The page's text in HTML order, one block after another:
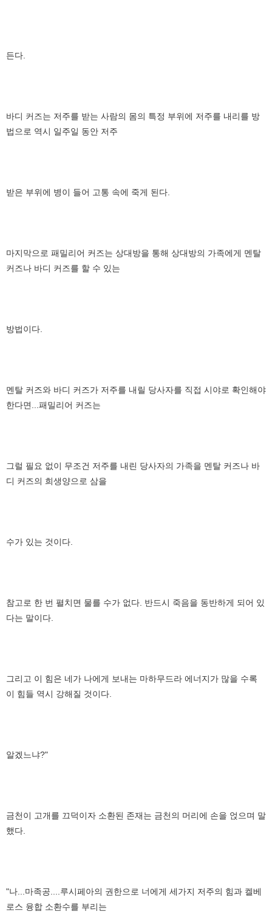
든다.
바디 커즈는 저주를 받는 사람의 몸의 특정 부위에 저주를 내리를 방
법으로 역시 일주일 동안 저주
받은 부위에 병이 들어 고통 속에 죽게 된다.
마지막으로 패밀리어 커즈는 상대방을 통해 상대방의 가족에게 멘탈
커즈나 바디 커즈를 할 수 있는
방법이다.
멘탈 커즈와 바디 커즈가 저주를 내릴 당사자를 직접 시야로 확인해야
한다면...패밀리어 커즈는
그럴 필요 없이 무조건 저주를 내린 당사자의 가족을 멘탈 커즈나 바
디 커즈의 희생양으로 삼을
수가 있는 것이다.
참고로 한 번 펼치면 물를 수가 없다. 반드시 죽음을 동반하게 되어 있
다는 말이다.
그리고 이 힘은 네가 나에게 보내는 마하무드라 에너지가 많을 수록
이 힘들 역시 강해질 것이다.
알겠느냐?"
금천이 고개를 끄덕이자 소환된 존재는 금천의 머리에 손을 얹으며 말
했다.
"나...마족공....루시페아의 권한으로 너에게 세가지 저주의 힘과 켈베
로스 융합 소환수를 부리는